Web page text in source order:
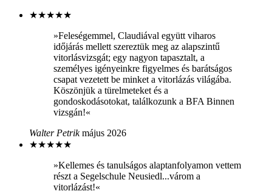
★★★★★
»Feleségemmel, Claudiával együtt viharos
időjárás mellett szereztük meg az alapszintű
vitorlásvizsgát; egy nagyon tapasztalt, a
személyes igényeinkre figyelmes és barátságos
csapat vezetett be minket a vitorlázás világába.
Köszönjük a türelmeteket és a
gondoskodásotokat, találkozunk a BFA Binnen
vizsgán!«
Walter Petrik május 2026
★★★★★
»Kellemes és tanulságos alaptanfolyamon vettem
részt a Segelschule Neusiedl...várom a
vitorlázást!«